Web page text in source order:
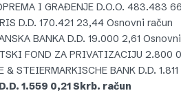
I GRAĐENJE D.O.O. 483.483
D.D. 170.421 23,44 Osnovni račun
BANKA D.D. 19.000 2,61
FOND ZA PRIVATIZACIJU 2.800
& STEIERMARKISCHE BANK D.D.
1.559 0,21 Skrb. račun